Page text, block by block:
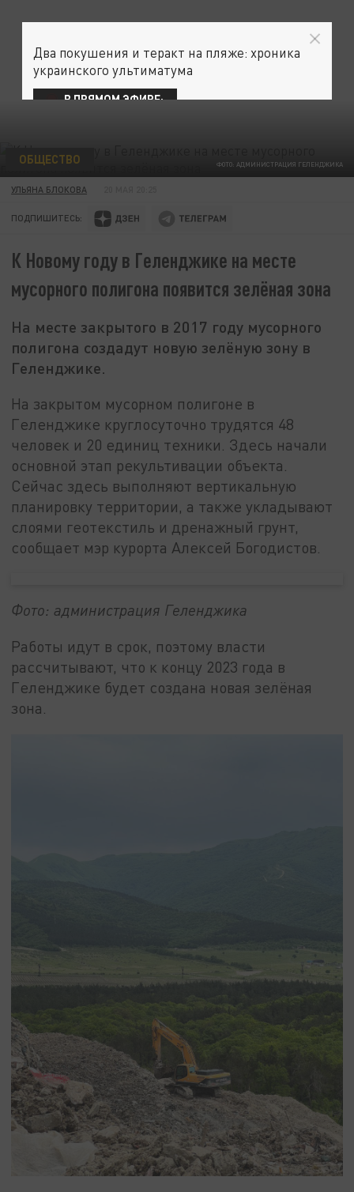
ФОТО: АДМИНИСТРАЦИЯ ГЕЛЕНДЖИКА
ОБЩЕСТВО
УЛЬЯНА БЛОКОВА
ПОДПИШИТЕСЬ:
К Новому году в Геленджике на месте
мусорного полигона появится зелёная зона
На месте закрытого в 2017 году мусорного
полигона создадут новую зелёную зону в
Геленджике.
На закрытом мусорном полигоне в
Геленджике круглосуточно трудятся 48
человек и 20 единиц техники. Здесь начали
основной этап рекультивации объекта.
Сейчас здесь выполняют вертикальную
планировку территории, а также укладывают
слоями геотекстиль и дренажный грунт,
сообщает мэр курорта Алексей Богодистов.
Фото: администрация Геленджика
Работы идут в срок, поэтому власти
рассчитывают, что к концу 2023 года в
Геленджике будет создана новая зелёная
зона.
Два покушения и теракт на пляже: хроника
украинского ультиматума
В ПРЯМОМ ЭФИРЕ: